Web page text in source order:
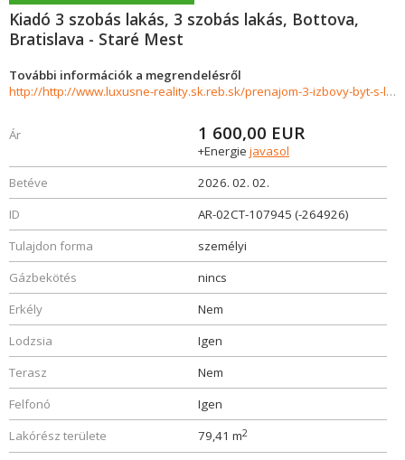
Kiadó 3 szobás lakás, 3 szobás lakás, Bottova,
Bratislava - Staré Mest
További információk a megrendelésről
http://http://www.luxusne-reality.sk.reb.sk/prenajom-3-izbovy-byt-s-loggiou-sky-park-bratislava-970843
Ár 1 600,00 EUR
+Energie javasol
Betéve
2026. 02. 02.
ID
AR-02CT-107945 (-264926)
Tulajdon forma
személyi
Gázbekötés
nincs
Erkély
Nem
Lodzsia
Igen
Terasz
Nem
Felfonó
Igen
Lakórész területe
79,41 m2